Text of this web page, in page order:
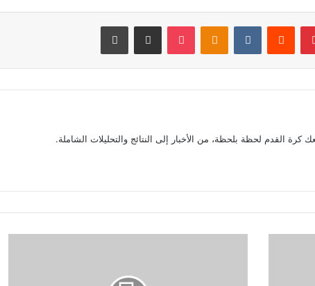
بينتيريست بوكيت
القدم لحظة بلحظة، من الأخبار إلى النتائج والتحليلات الشاملة.